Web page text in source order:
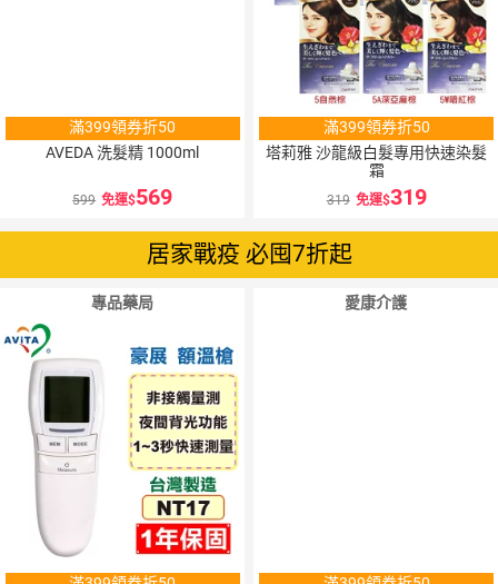
滿399領券折50
AVEDA 洗髮精 1000ml
599 免運 569
滿399領券折50
塔莉雅 沙龍級白髮專用快速染髮
霜
319 免運 319
居家戰疫 必囤7折起
專品藥局 愛康介護